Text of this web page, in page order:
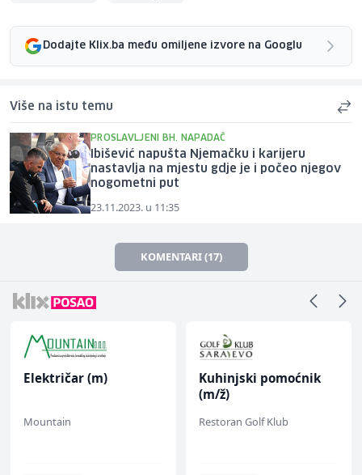
Dodajte Klix.ba među omiljene izvore na Googlu
Više na istu temu
PROSLAVLJENI BH. NAPADAČ
Ibišević napušta Njemačku i karijeru
nastavlja na mjestu gdje je i počeo njegov
nogometni put
23.11.2023. u 11:35
KOMENTARI (17)
Električar (m)
Mountain
Kuhinjski pomoćnik
(m/ž)
Restoran Golf Klub